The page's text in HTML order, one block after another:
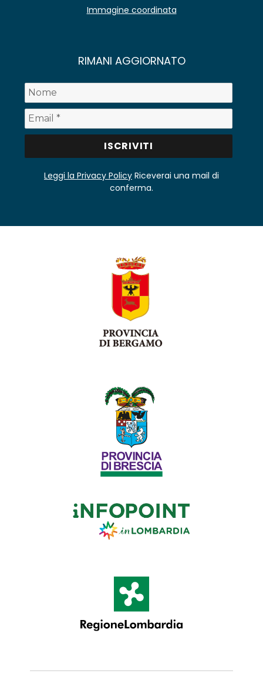
Immagine coordinata
RIMANI AGGIORNATO
Leggi la Privacy Policy Riceverai una mail di
conferma.